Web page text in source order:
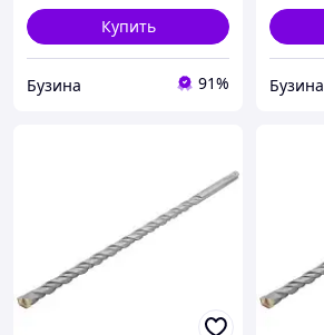
Купить
Бузина 91% Бузина